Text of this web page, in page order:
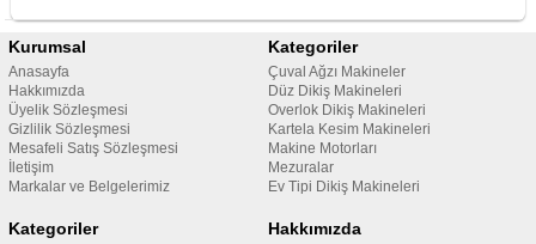
Kurumsal
Anasayfa
Hakkımızda
Üyelik Sözleşmesi
Gizlilik Sözleşmesi
Mesafeli Satış Sözleşmesi
İletişim
Markalar ve Belgelerimiz
Kategoriler
Çuval Ağzı Makineler
Düz Dikiş Makineleri
Overlok Dikiş Makineleri
Kartela Kesim Makineleri
Makine Motorları
Mezuralar
Ev Tipi Dikiş Makineleri
Kategoriler Hakkımızda